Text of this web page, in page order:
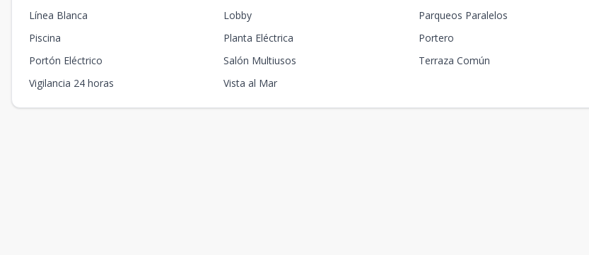
Línea Blanca
Lobby
Parqueos Paralelos
Piscina
Planta Eléctrica
Portero
Portón Eléctrico
Salón Multiusos
Terraza Común
Vigilancia 24 horas
Vista al Mar